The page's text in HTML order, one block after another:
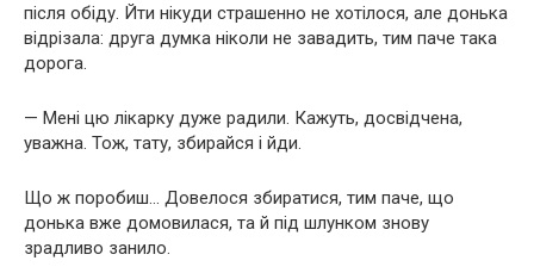
після обіду. Йти нікуди страшенно не хотілося, але донька
відрізала: друга думка ніколи не завадить, тим паче така
дорога.
— Мені цю лікарку дуже радили. Кажуть, досвідчена,
уважна. Тож, тату, збирайся і йди.
Що ж поробиш… Довелося збиратися, тим паче, що
донька вже домовилася, та й під шлунком знову
зрадливо занило.